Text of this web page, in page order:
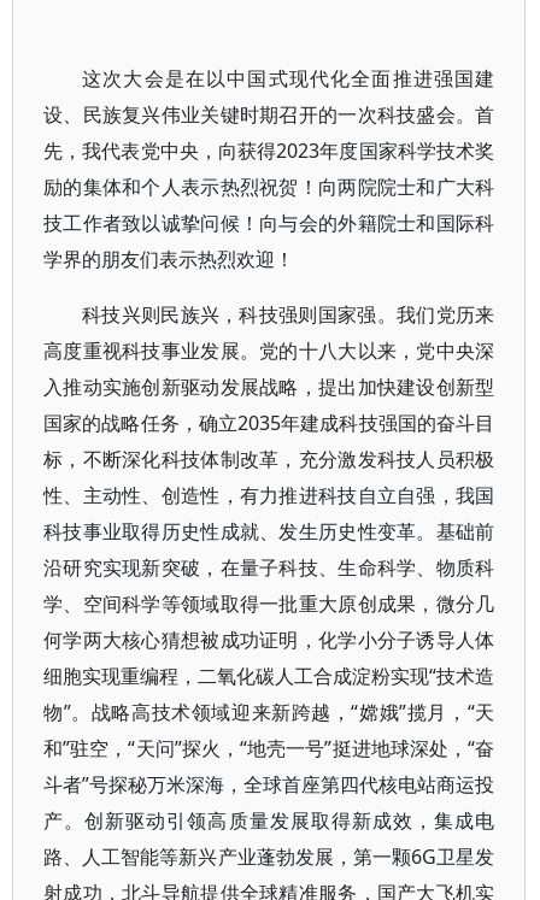
这次大会是在以中国式现代化全面推进强国建
设、民族复兴伟业关键时期召开的一次科技盛会。首
先，我代表党中央，向获得2023年度国家科学技术奖
励的集体和个人表示热烈祝贺！向两院院士和广大科
技工作者致以诚挚问候！向与会的外籍院士和国际科
学界的朋友们表示热烈欢迎！
科技兴则民族兴，科技强则国家强。我们党历来
高度重视科技事业发展。党的十八大以来，党中央深
入推动实施创新驱动发展战略，提出加快建设创新型
国家的战略任务，确立2035年建成科技强国的奋斗目
标，不断深化科技体制改革，充分激发科技人员积极
性、主动性、创造性，有力推进科技自立自强，我国
科技事业取得历史性成就、发生历史性变革。基础前
沿研究实现新突破，在量子科技、生命科学、物质科
学、空间科学等领域取得一批重大原创成果，微分几
何学两大核心猜想被成功证明，化学小分子诱导人体
细胞实现重编程，二氧化碳人工合成淀粉实现“技术造
物”。战略高技术领域迎来新跨越，“嫦娥”揽月，“天
和”驻空，“天问”探火，“地壳一号”挺进地球深处，“奋
斗者”号探秘万米深海，全球首座第四代核电站商运投
产。创新驱动引领高质量发展取得新成效，集成电
路、人工智能等新兴产业蓬勃发展，第一颗6G卫星发
射成功，北斗导航提供全球精准服务，国产大飞机实